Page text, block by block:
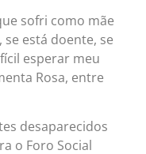
sofri como mãe
está doente, se
esperar meu
Rosa, entre
desaparecidos
o Foro Social